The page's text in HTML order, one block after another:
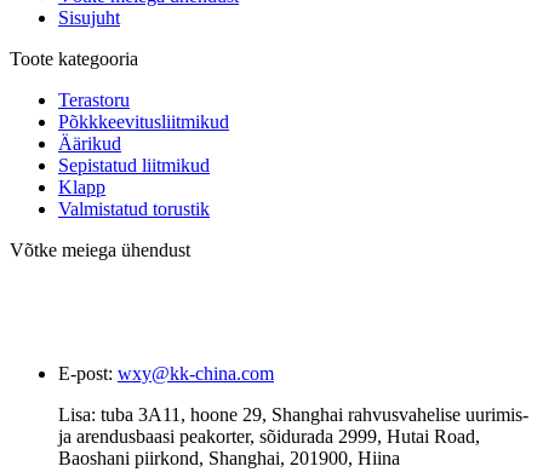
Sisujuht
Toote kategooria
Terastoru
Põkkkeevitusliitmikud
Äärikud
Sepistatud liitmikud
Klapp
Valmistatud torustik
Võtke meiega ühendust
E-post: wxy@kk-china.com
Lisa: tuba 3A11, hoone 29, Shanghai rahvusvahelise uurimis-
ja arendusbaasi peakorter, sõidurada 2999, Hutai Road,
Baoshani piirkond, Shanghai, 201900, Hiina